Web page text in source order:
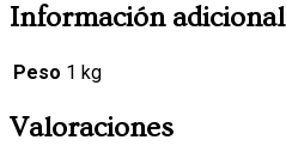
Información adicional
Peso 1 kg
Valoraciones